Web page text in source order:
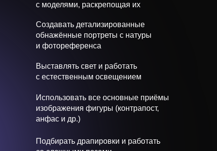
Выставлять свет и работать
с естественным освещением
Подбирать драпировки и работать
с моделями, раскрепощая их
Создавать детализированные
обнажённые портреты с натуры
и фотореференса
Использовать все основные приёмы
изображения фигуры (контрапост,
анфас и др.)